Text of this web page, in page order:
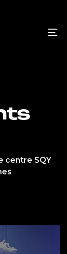
centre SQY